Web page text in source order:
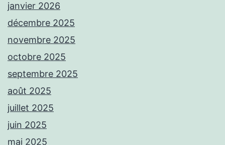
janvier 2026
décembre 2025
novembre 2025
octobre 2025
septembre 2025
août 2025
juillet 2025
juin 2025
mai 2025